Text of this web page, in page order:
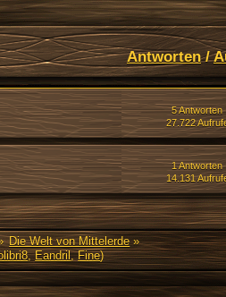
Antworten/
5 Antworten
27.722
1 Antworten
14.131
Die Welt von Mittelerde»
,Eandril,Fine)